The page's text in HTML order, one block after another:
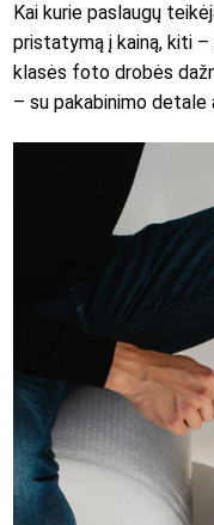
Kai kurie paslaugų
pristatymą į kainą, kiti
klasės foto drobės
– su pakabinimo detale